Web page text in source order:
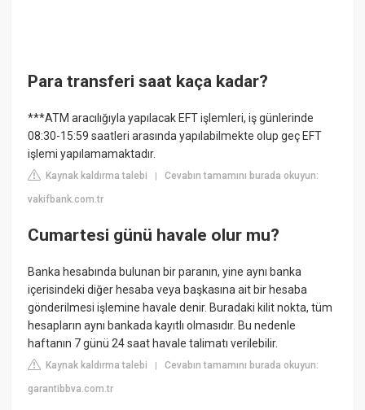
Para transferi saat kaça kadar?
***ATM aracılığıyla yapılacak EFT işlemleri, iş günlerinde
08:30-15:59 saatleri arasında yapılabilmekte olup geç EFT
işlemi yapılamamaktadır.
Kaynak kaldırma talebi |Cevabın tamamını burada okuyun:
vakifbank.com.tr
Cumartesi günü havale olur mu?
Banka hesabında bulunan bir paranın, yine aynı banka
içerisindeki diğer hesaba veya başkasına ait bir hesaba
gönderilmesi işlemine havale denir. Buradaki kilit nokta, tüm
hesapların aynı bankada kayıtlı olmasıdır. Bu nedenle
haftanın 7 günü 24 saat havale talimatı verilebilir.
Kaynak kaldırma talebi |Cevabın tamamını burada okuyun:
garantibbva.com.tr